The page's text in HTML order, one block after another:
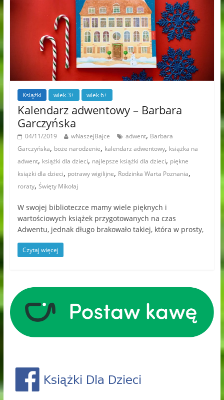
Książki wiek 3+ wiek 6+
Kalendarz adwentowy – Barbara
Garczyńska
04/11/2019 wNaszejBajce adwent, Barbara
Garczyńska, boże narodzenie, kalendarz adwentowy, książka na
adwent, książki dla dzieci, najlepsze książki dla dzieci, piękne
książki dla dzieci, potrawy wigilijne, Rodzinka Warta Poznania,
roraty, Święty Mikołaj
W swojej biblioteczce mamy wiele pięknych i
wartościowych książek przygotowanych na czas
Adwentu, jednak długo brakowało takiej, która w prosty,
Czytaj więcej